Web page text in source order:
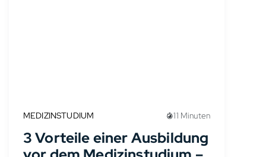
MEDIZINSTUDIUM 11 Minuten
3 Vorteile einer Ausbildung